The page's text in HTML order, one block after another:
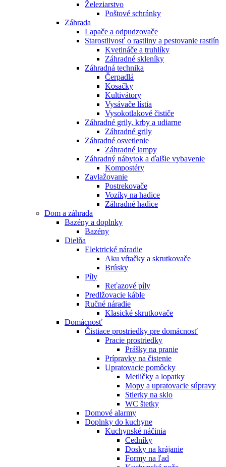
Železiarstvo
Poštové schránky
Záhrada
Lapače a odpudzovače
Starostlivosť o rastliny a pestovanie rastlín
Kvetináče a truhlíky
Záhradné skleníky
Záhradná technika
Čerpadlá
Kosačky
Kultivátory
Vysávače lístia
Vysokotlakové čističe
Záhradné grily, krby a udiarne
Záhradné grily
Záhradné osvetlenie
Záhradné lampy
Záhradný nábytok a ďalšie vybavenie
Kompostéry
Zavlažovanie
Postrekovače
Vozíky na hadice
Záhradné hadice
Dom a záhrada
Bazény a doplnky
Bazény
Dielňa
Elektrické náradie
Aku vŕtačky a skrutkovače
Brúsky
Píly
Reťazové píly
Predlžovacie káble
Ručné náradie
Klasické skrutkovače
Domácnosť
Čistiace prostriedky pre domácnosť
Pracie prostriedky
Prášky na pranie
Prípravky na čistenie
Upratovacie pomôcky
Metličky a lopatky
Mopy a upratovacie súpravy
Stierky na sklo
WC štetky
Domové alarmy
Doplnky do kuchyne
Kuchynské náčinia
Cedníky
Dosky na krájanie
Formy na ľad